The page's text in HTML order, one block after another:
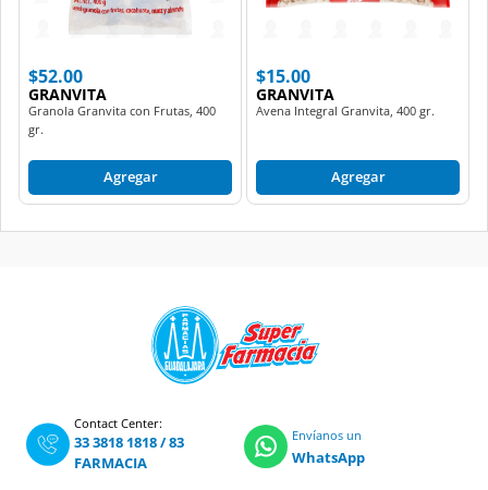
$52.00
GRANVITA
Granola Granvita con Frutas, 400
gr.
Agregar
$15.00
GRANVITA
Avena Integral Granvita, 400 gr.
Agregar
Contact Center:
33 3818 1818/83
FARMACIA
Envíanos un
WhatsApp